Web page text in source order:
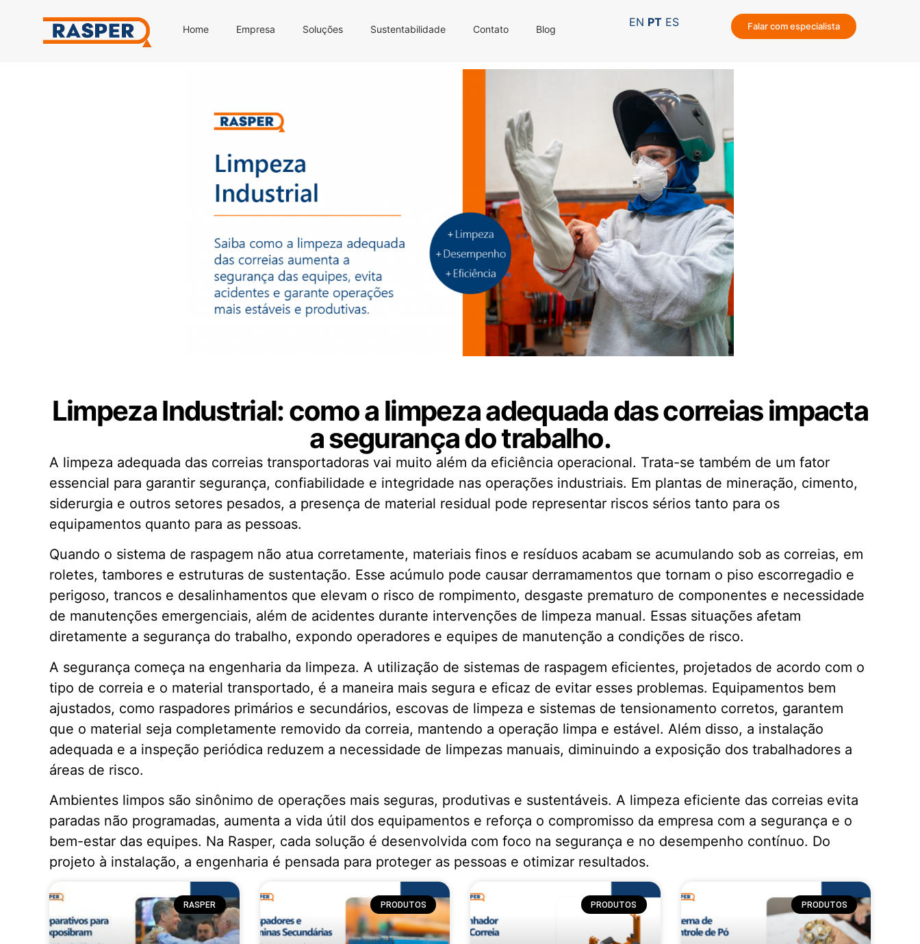
Home Empresa Soluções Sustentabilidade Contato Blog
EN PT ES Falar com especialista
Limpeza Industrial: como a limpeza adequada das correias impacta
a segurança do trabalho.
A limpeza adequada das correias transportadoras vai muito além da eficiência operacional. Trata-se também de um fator
essencial para garantir segurança, confiabilidade e integridade nas operações industriais. Em plantas de mineração, cimento,
siderurgia e outros setores pesados, a presença de material residual pode representar riscos sérios tanto para os
equipamentos quanto para as pessoas.
Quando o sistema de raspagem não atua corretamente, materiais finos e resíduos acabam se acumulando sob as correias, em
roletes, tambores e estruturas de sustentação. Esse acúmulo pode causar derramamentos que tornam o piso escorregadio e
perigoso, trancos e desalinhamentos que elevam o risco de rompimento, desgaste prematuro de componentes e necessidade
de manutenções emergenciais, além de acidentes durante intervenções de limpeza manual. Essas situações afetam
diretamente a segurança do trabalho, expondo operadores e equipes de manutenção a condições de risco.
A segurança começa na engenharia da limpeza. A utilização de sistemas de raspagem eficientes, projetados de acordo com o
tipo de correia e o material transportado, é a maneira mais segura e eficaz de evitar esses problemas. Equipamentos bem
ajustados, como raspadores primários e secundários, escovas de limpeza e sistemas de tensionamento corretos, garantem
que o material seja completamente removido da correia, mantendo a operação limpa e estável. Além disso, a instalação
adequada e a inspeção periódica reduzem a necessidade de limpezas manuais, diminuindo a exposição dos trabalhadores a
áreas de risco.
Ambientes limpos são sinônimo de operações mais seguras, produtivas e sustentáveis. A limpeza eficiente das correias evita
paradas não programadas, aumenta a vida útil dos equipamentos e reforça o compromisso da empresa com a segurança e o
bem-estar das equipes. Na Rasper, cada solução é desenvolvida com foco na segurança e no desempenho contínuo. Do
projeto à instalação, a engenharia é pensada para proteger as pessoas e otimizar resultados.
RASPER PRODUTOS PRODUTOS PRODUTOS